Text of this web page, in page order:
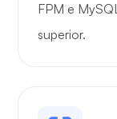
FPM e
superior.